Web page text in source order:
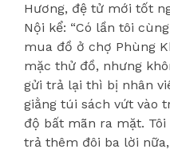
Hương, đệ tử mới tốt
Nội kể: “Có lần tôi
mua đồ ở chợ Phùng
mặc thử đồ, nhưng
gửi trả lại thì bị nhân
giằng túi sách vứt vào
độ bất mãn ra mặt.
trả thêm đôi ba lời